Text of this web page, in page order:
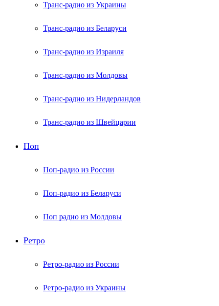
Транс-радио из Украины
Транс-радио из Беларуси
Транс-радио из Израиля
Транс-радио из Молдовы
Транс-радио из Нидерландов
Транс-радио из Швейцарии
Поп
Поп-радио из России
Поп-радио из Беларуси
Поп радио из Молдовы
Ретро
Ретро-радио из России
Ретро-радио из Украины